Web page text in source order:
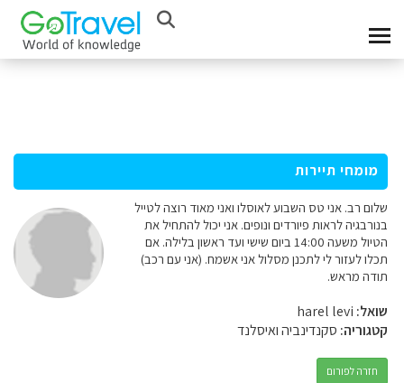
מומחי תיירות
שלום רב. אני טס השבוע לאוסלו ואני מאוד רוצה לטייל
בנורבגיה לראות פיורדים ונופים. אני יכול להתחיל את
הטיול משעה 14:00 ביום שישי ועד ראשון בלילה. אם
תכלו לעזור לי לתכנן מסלול אני אשמח. (אני עם רכב)
תודה מראש.
שואל:
קטגוריה: סקנדינביה ואיסלנד
חזרה לפורום